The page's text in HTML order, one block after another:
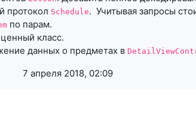
протокол Schedule. Учитывая запросы
по парам.
класс.
данных о предметах в
7 апреля 2018, 02:09